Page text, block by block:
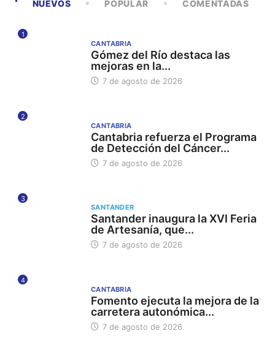
NUEVOS POPULAR COMENTADAS
1
CANTABRIA
Gómez del Río destaca las
mejoras en la...
7 de agosto de 2026
2
CANTABRIA
Cantabria refuerza el Programa
de Detección del Cáncer...
7 de agosto de 2026
3
SANTANDER
Santander inaugura la XVI Feria
de Artesanía, que...
7 de agosto de 2026
4
CANTABRIA
Fomento ejecuta la mejora de la
carretera autonómica...
7 de agosto de 2026